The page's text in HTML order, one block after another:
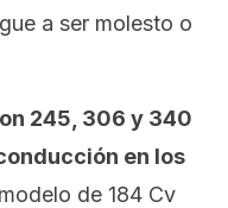
a ser molesto o
245, 306 y 340
en los
de 184 Cv